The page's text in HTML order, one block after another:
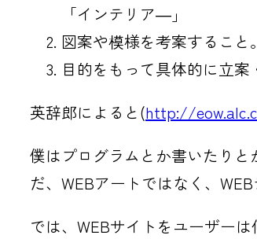
「インテリア―」
図案や模様を考案するこ
目的をもって具体的に立
英辞郎によると(http://
僕はプログラムとか書いたり
だ、WEBアートではなく、
では、WEBサイトをユーザー